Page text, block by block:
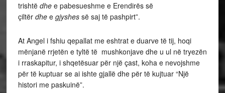
trishtë dhee pabesueshme e Erendirës së
çiltër dhee gjyshessë saj të pashpirt”.
At Angel i fshiu qepallat me eshtrat e duarve të tij, hoqi
mënjanë rrjetën e tyltë të mushkonjave dhe u ul në tryezën
i rraskapitur, i shqetësuar për një çast, koha e nevojshme
për të kuptuar se ai ishte gjallë dhe për të kujtuar “Një
histori me paskuinë”.